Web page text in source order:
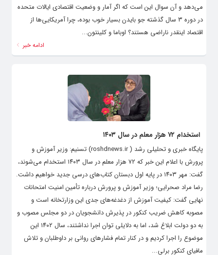
می‌دهد و آن سوال این است که اگر آمار و وضعیت اقتصادی ایالات متحده
در دوره ۳ سال گذشته جو بایدن بسیار خوب بوده، چرا آمریکایی‌ها از
اقتصاد اینقدر ناراضی هستند؟ اوباما و کلینتون...
ادامه خبر
استخدام ۷۲ هزار معلم در سال ۱۴۰۳
پایگاه خبری و تحلیلی رشد ( roshdnews.ir) تسنیم: وزیر آموزش و
پرورش با اعلام این خبر که ۷۲ هزار معلم در سال ۱۴۰۳ استخدام می‌شوند،
گفت: مهر ۱۴۰۳ در پایه اول دبستان کتاب‌های درسی جدید خواهیم داشت.
رضا مراد صحرایی؛ وزیر آموزش و پرورش درباره تأمین امنیت امتحانات
نهایی گفت: کیفیت آموزش از دغدغه‌های جدی این وزارتخانه است و
مصوبه کاهش ضریب کنکور در پذیرش دانشجویان در دو مجلس مصوب و
به دو دولت ابلاغ شد، اما به دلایلی توان اجرا نداشتند، سال ۱۴۰۲ این
موضوع را اجرا کردیم و در کنار تمام فشار‌های روانی بر داوطلبان و تلاش
مافیای کنکور برلی...